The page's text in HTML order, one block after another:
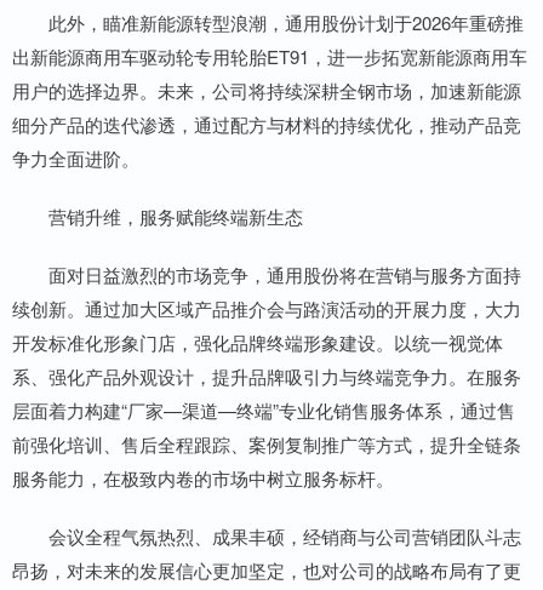
此外，瞄准新能源转型浪潮，通用股份计划于2026年重磅推
出新能源商用车驱动轮专用轮胎ET91，进一步拓宽新能源商用车
用户的选择边界。未来，公司将持续深耕全钢市场，加速新能源
细分产品的迭代渗透，通过配方与材料的持续优化，推动产品竞
争力全面进阶。
营销升维，服务赋能终端新生态
面对日益激烈的市场竞争，通用股份将在营销与服务方面持
续创新。通过加大区域产品推介会与路演活动的开展力度，大力
开发标准化形象门店，强化品牌终端形象建设。以统一视觉体
系、强化产品外观设计，提升品牌吸引力与终端竞争力。在服务
层面着力构建“厂家—渠道—终端”专业化销售服务体系，通过售
前强化培训、售后全程跟踪、案例复制推广等方式，提升全链条
服务能力，在极致内卷的市场中树立服务标杆。
会议全程气氛热烈、成果丰硕，经销商与公司营销团队斗志
昂扬，对未来的发展信心更加坚定，也对公司的战略布局有了更